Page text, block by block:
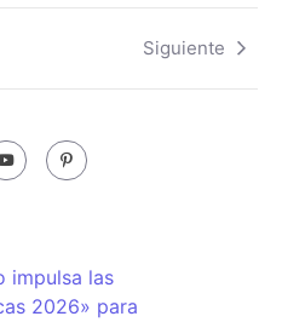
Siguiente
impulsa las
2026» para